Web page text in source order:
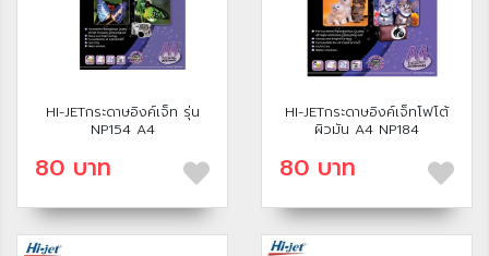
HI-JETกระดาษอิงค์เจ็ท รุ่น
NP154 A4
80 บาท
HI-JETกระดาษอิงค์เจ็ทโฟโต้
ผิวมัน A4 NP184
80 บาท